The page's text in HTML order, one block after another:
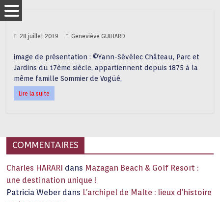
28 juillet 2019 Geneviève GUIHARD
image de présentation : ©Yann-Sévélec Château, Parc et
Jardins du 17ème siècle, appartiennent depuis 1875 à la
même famille Sommier de Vogüé,
Lire la suite
COMMENTAIRES
Charles HARARI dans Mazagan Beach & Golf Resort :
une destination unique !
Patricia Weber dans L’archipel de Malte : lieux d’histoire